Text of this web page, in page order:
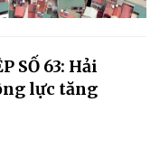
SỐ 63: Hải
lực tăng